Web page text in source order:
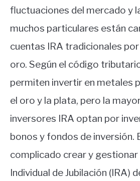
fluctuaciones del mercado y
muchos particulares están
cuentas IRA tradicionales
oro. Según el código
permiten invertir en metales
el oro y la plata, pero la
inversores IRA optan por
bonos y fondos de inversión.
complicado crear y gestionar
Individual de Jubilación (IRA)